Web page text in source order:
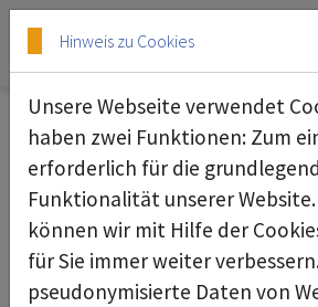
Skip to main content
Skip to page footer
Monitor, Kernporenfilter
Hinweis zu Cookies
Unsere Webseite verwendet
haben zwei Funktionen: Zum
erforderlich für die
Funktionalität unserer
können wir mit Hilfe der
für Sie immer weiter
pseudonymisierte Daten von